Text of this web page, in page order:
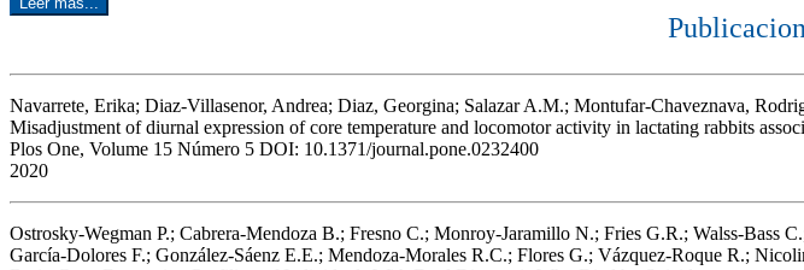
Navarrete, Erika; Diaz-Villasenor, Andrea; Diaz, Georgina; Salazar A.M.; Montufar-Chaveznava,
Misadjustment of diurnal expression of core temperature and locomotor activity in lactating rabbits
Plos One, Volume 15 Número 5 DOI: 10.1371/journal.pone.0232400
2020
Ostrosky-Wegman P.; Cabrera-Mendoza B.; Fresno C.; Monroy-Jaramillo N.; Fries G.R.; Walss-
García-Dolores F.; González-Sáenz E.E.; Mendoza-Morales R.C.; Flores G.; Vázquez-Roque R.;